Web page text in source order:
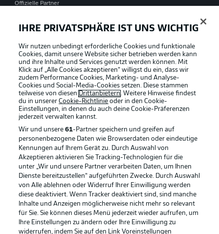
Offizielle Partner
Rechtliche Hinweise Voreinstellungen verwalten
Datenschutz Nutzungsbedingungen
Kontakt Jobs
Impressum Partner
IHRE PRIVATSPHÄRE IST UNS WICHTIG
Wir nutzen unbedingt erforderliche Cookies und funktionale
Cookies, damit unsere Website sicher betrieben werden kann
und ihre Inhalte und Services genutzt werden können. Mit
Klick auf „Alle Cookies akzeptieren“ willigst du ein, dass wir
zudem Performance Cookies, Marketing- und Analyse-
Cookies und Social-Media-Cookies setzen. Diese stammen
teilweise von diesen Drittanbietern. Weitere Hinweise findest
du in unsererCookie-Richtlinie oder in den Cookie-
Einstellungen, in denen du auch deine Cookie-Präferenzen
jederzeit verwalten kannst.
Wir und unsere61-Partner speichern und greifen auf
personenbezogene Daten wie Browserdaten oder eindeutige
Kennungen auf Ihrem Gerät zu. Durch Auswahl von
Akzeptieren aktivieren Sie Tracking-Technologien für die
unter „Wir und unsere Partner verarbeiten Daten, um Ihnen
Dienste bereitzustellen“ aufgeführten Zwecke. Durch Auswahl
von Alle ablehnen oder Widerruf Ihrer Einwilligung werden
diese deaktiviert. Wenn Tracker deaktiviert sind, sind manche
Inhalte und Anzeigen möglicherweise nicht mehr so relevant
für Sie. Sie können dieses Menü jederzeit wieder aufrufen, um
Ihre Einstellungen zu ändern oder Ihre Einwilligung zu
widerrufen, indem Sie auf den Link Voreinstellungen